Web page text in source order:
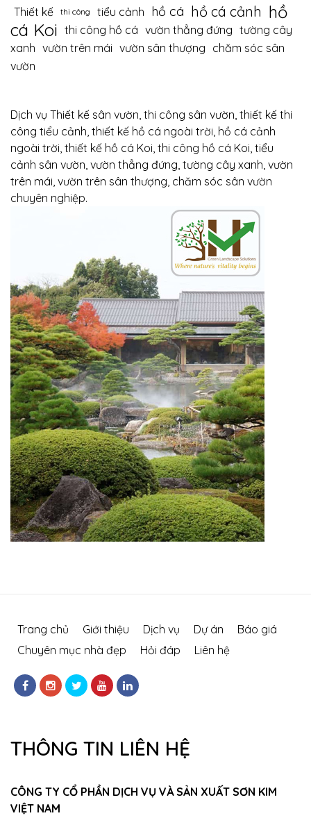
Thiết kế thi công tiểu cảnh hồ cá hồ cá cảnh hồ
cá Koi thi công hồ cá vườn thẳng đứng tường cây
xanh vườn trên mái vườn sân thượng chăm sóc sân
vườn
Dịch vụ Thiết kế sân vườn, thi công sân vườn, thiết kế thi
công tiểu cảnh, thiết kế hồ cá ngoài trời, hồ cá cảnh
ngoài trời, thiết kế hồ cá Koi, thi công hồ cá Koi, tiểu
cảnh sân vườn, vườn thẳng đứng, tường cây xanh, vườn
trên mái, vườn trên sân thượng, chăm sóc sân vườn
chuyên nghiệp.
Trang chủ Giới thiệu Dịch vụ Dự án
Báo giá
Chuyên mục nhà đẹp
Hỏi đáp Liên hệ
THÔNG TIN LIÊN HỆ
CÔNG TY CỔ PHẦN DỊCH VỤ VÀ SẢN XUẤT SƠN KIM
VIỆT NAM